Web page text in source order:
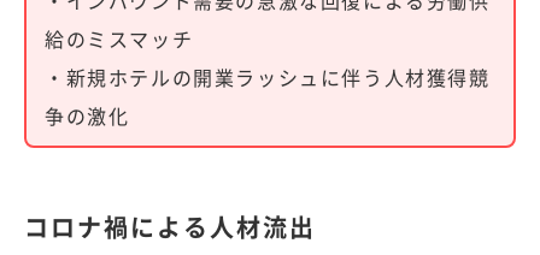
給のミスマッチ
・新規ホテルの開業ラッシュに伴う人材獲得競
争の激化
コロナ禍による人材流出